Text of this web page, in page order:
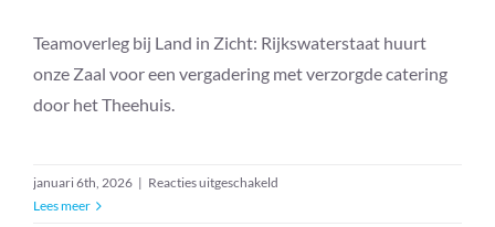
Teamoverleg bij Land in Zicht: Rijkswaterstaat huurt
onze Zaal voor een vergadering met verzorgde catering
door het Theehuis.
januari 6th, 2026 | Reacties uitgeschakeld
Lees meer